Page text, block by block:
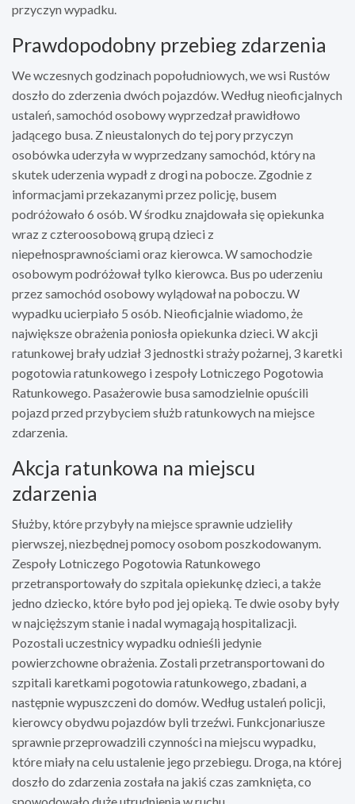
przyczyn wypadku.
Prawdopodobny przebieg zdarzenia
We wczesnych godzinach popołudniowych, we wsi Rustów
doszło do zderzenia dwóch pojazdów. Według nieoficjalnych
ustaleń, samochód osobowy wyprzedzał prawidłowo
jadącego busa. Z nieustalonych do tej pory przyczyn
osobówka uderzyła w wyprzedzany samochód, który na
skutek uderzenia wypadł z drogi na pobocze. Zgodnie z
informacjami przekazanymi przez policję, busem
podróżowało 6 osób. W środku znajdowała się opiekunka
wraz z czteroosobową grupą dzieci z
niepełnosprawnościami oraz kierowca. W samochodzie
osobowym podróżował tylko kierowca. Bus po uderzeniu
przez samochód osobowy wylądował na poboczu. W
wypadku ucierpiało 5 osób. Nieoficjalnie wiadomo, że
największe obrażenia poniosła opiekunka dzieci. W akcji
ratunkowej brały udział 3 jednostki straży pożarnej, 3 karetki
pogotowia ratunkowego i zespoły Lotniczego Pogotowia
Ratunkowego. Pasażerowie busa samodzielnie opuścili
pojazd przed przybyciem służb ratunkowych na miejsce
zdarzenia.
Akcja ratunkowa na miejscu
zdarzenia
Służby, które przybyły na miejsce sprawnie udzieliły
pierwszej, niezbędnej pomocy osobom poszkodowanym.
Zespoły Lotniczego Pogotowia Ratunkowego
przetransportowały do szpitala opiekunkę dzieci, a także
jedno dziecko, które było pod jej opieką. Te dwie osoby były
w najcięższym stanie i nadal wymagają hospitalizacji.
Pozostali uczestnicy wypadku odnieśli jedynie
powierzchowne obrażenia. Zostali przetransportowani do
szpitali karetkami pogotowia ratunkowego, zbadani, a
następnie wypuszczeni do domów. Według ustaleń policji,
kierowcy obydwu pojazdów byli trzeźwi. Funkcjonariusze
sprawnie przeprowadzili czynności na miejscu wypadku,
które miały na celu ustalenie jego przebiegu. Droga, na której
doszło do zdarzenia została na jakiś czas zamknięta, co